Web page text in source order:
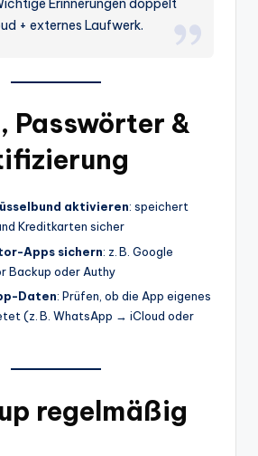
Erinnerungen doppelt
+ externes Laufwerk.
Passwörter &
aktivieren: speichert
Kreditkarten sicher
Apps sichern: z. B. Google
Backup oder Authy
Daten: Prüfen, ob die App eigenes
(z. B. WhatsApp → iCloud oder
regelmäßig